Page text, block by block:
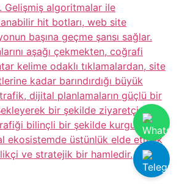
Gelişmiş algoritmalar ile
hit botları, web site
başına geçme şansı sağlar.
aşağı çekmekten, coğrafi
kelime odaklı tıklamalardan, site
kadar barındırdığı büyük
dijital planlamaların güçlü bir
bir şekilde ziyaretçi
bilinçli bir şekilde kurgulamak
ekosistemde üstünlük elde etmek
ve stratejik bir hamledir.